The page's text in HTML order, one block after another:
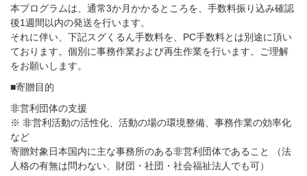
本プログラムは、通常3か月かかるところを、手数料振り込み確認
後1週間以内の発送を行います。
それに伴い、下記スグくるん手数料を、PC手数料とは別途に頂い
ております。個別に事務作業および再生作業を行います。ご理解
をお願いします。
■寄贈目的
非営利団体の支援
※ 非営利活動の活性化、活動の場の環境整備、事務作業の効率化
など
寄贈対象日本国内に主な事務所のある非営利団体であること （法
人格の有無は問わない、財団・社団・社会福祉法人でも可）